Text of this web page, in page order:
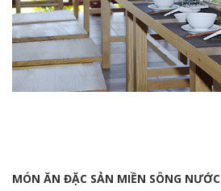
MÓN ĂN ĐẶC SẢN MIỀN SÔNG NƯỚC